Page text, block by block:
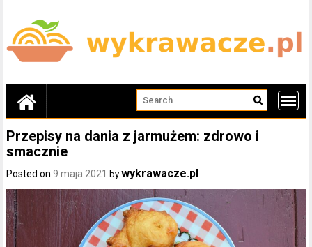
content
Przepisy na dania z jarmużem: zdrowo i
smacznie
Posted on9 maja 2021 bywykrawacze.pl